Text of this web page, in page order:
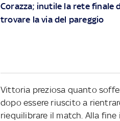
Corazza; inutile la rete finale
trovare la via del pareggio
Vittoria preziosa quanto
dopo essere riuscito a
riequilibrare il match. Alla